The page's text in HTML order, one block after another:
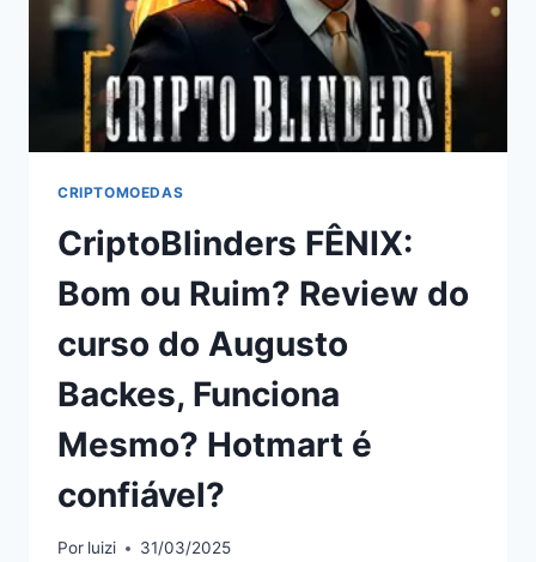
REVIEW
DO
CURSO
DO
FÁBIO
DUTRA,
MESMO?
É
CONFIÁVEL?
CRIPTOMOEDAS
CriptoBlinders FÊNIX:
Bom ou Ruim? Review do
curso do Augusto
Backes, Funciona
Mesmo? Hotmart é
confiável?
Por luizi 31/03/2025